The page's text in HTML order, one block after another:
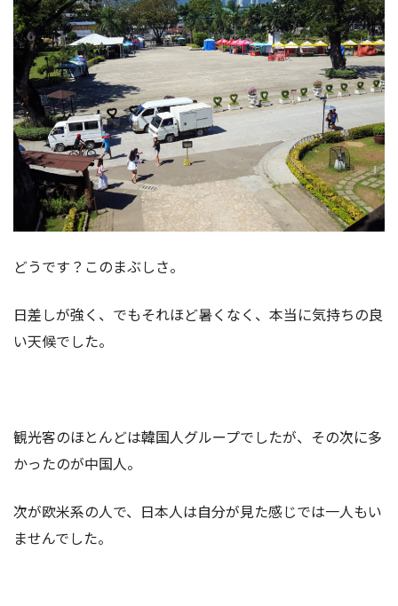
どうです？このまぶしさ。
日差しが強く、でもそれほど暑くなく、本当に気持ちの良
い天候でした。
観光客のほとんどは韓国人グループでしたが、その次に多
かったのが中国人。
次が欧米系の人で、日本人は自分が見た感じでは一人もい
ませんでした。